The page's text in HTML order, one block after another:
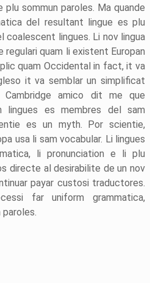
plu sommun paroles. Ma quande
del resultant lingue es plu
coalescent lingues. Li nov lingua
regulari quam li existent Europan
quam Occidental in fact, it va
it va semblar un simplificat
amico dit me que
lingues es membres del sam
es un myth. Por scientie,
usa li sam vocabular. Li lingues
li pronunciation e li plu
directe al desirabilite de un nov
payar custosi traductores.
far uniform grammatica,